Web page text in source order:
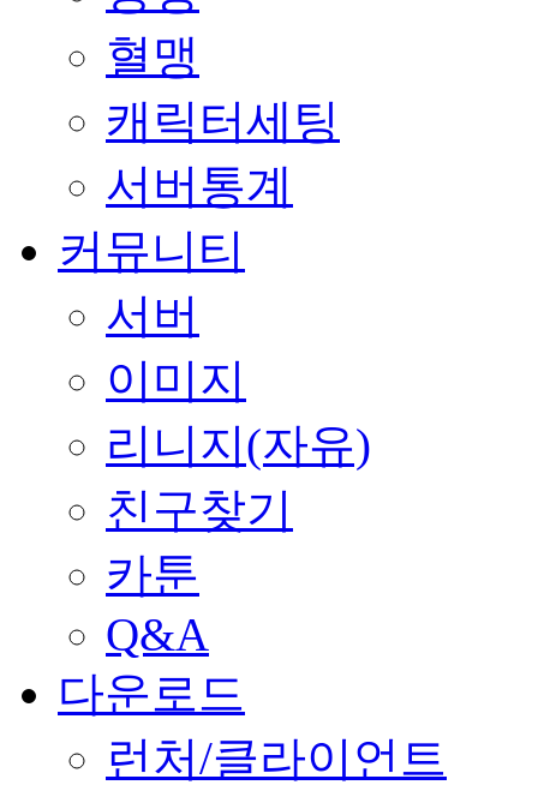
혈맹
캐릭터세팅
서버통계
커뮤니티
서버
이미지
리니지(자유)
친구찾기
카툰
Q&A
다운로드
런처/클라이언트